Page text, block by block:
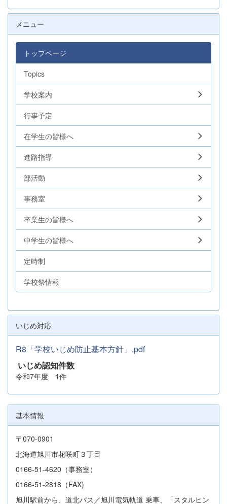
メニュー
トップページ
Topics
学校案内
行事予定
在学生の皆様へ
進路指導
部活動
事務室
卒業生の皆様へ
中学生の皆様へ
定時制
学校祭情報
いじめ対応
R8「学校いじめ防止基本方針」.pdf
いじめ認知件数
令和7年度 1件
基本情報
〒070-0901
北海道旭川市花咲町３丁目
0166-51-4620（事務室）
0166-51-2818（FAX)
旭川駅前から、道北バス／旭川電気軌道 乗車、「スタルヒン